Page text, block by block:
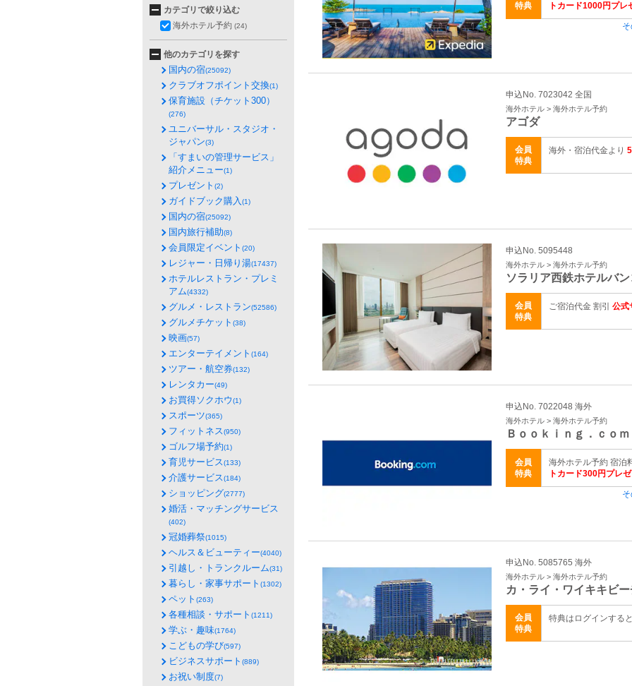
特典
トカード1000円プレ
申込No. 7023042 全国
海外ホテル > 海外ホテル予約
アゴダ
会員
特典
海外・宿泊代金より
申込No. 5095448
海外ホテル > 海外ホテル予約
ソラリア西鉄ホテルバ
会員
特典
ご宿泊代金 割引 公式
申込No. 7022048 海外
海外ホテル > 海外ホテル予約
Ｂｏｏｋｉｎｇ．ｃｏｍ
会員
特典
海外ホテル予約 宿
トカード300円プレ
申込No. 5085765 海外
海外ホテル > 海外ホテル予約
カ・ライ・ワイキキビー
会員
特典
特典はログインする
カテゴリで絞り込む
海外ホテル予約 (24)
他のカテゴリを探す
国内の宿(25092)
クラブオフポイント交換(1)
保育施設（チケット300）
(276)
ユニバーサル・スタジオ・
ジャパン(3)
「すまいの管理サービス」
紹介メニュー(1)
プレゼント (2)
ガイドブック購入(1)
国内の宿(25092)
国内旅行補助(8)
会員限定イベント (20)
レジャー・日帰り湯(17437)
ホテルレストラン・プレミ
アム(4332)
グルメ・レストラン(52586)
グルメチケット (38)
映画(57)
エンターテイメント (164)
ツアー・航空券(132)
レンタカー(49)
お買得ソクホウ(1)
スポーツ(365)
フィットネス(950)
ゴルフ場予約(1)
育児サービス(133)
介護サービス(184)
ショッピング(2777)
婚活・マッチングサービス
(402)
冠婚葬祭(1015)
ヘルス＆ビューティー(4040)
引越し・トランクルーム(31)
暮らし・家事サポート (1302)
ペット (263)
各種相談・サポート (1211)
学ぶ・趣味(1764)
こどもの学び(597)
ビジネスサポート (889)
お祝い制度(7)